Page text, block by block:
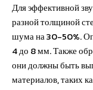
Для эффективной
разной толщиной
шума на 30-50%.
4 до 8 мм. Также
они должны быть
материалов, таких